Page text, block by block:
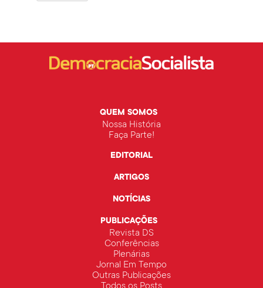
QUEM SOMOS
Nossa História
Faça Parte!
EDITORIAL
ARTIGOS
NOTÍCIAS
PUBLICAÇÕES
Revista DS
Conferências
Plenárias
Jornal Em Tempo
Outras Publicações